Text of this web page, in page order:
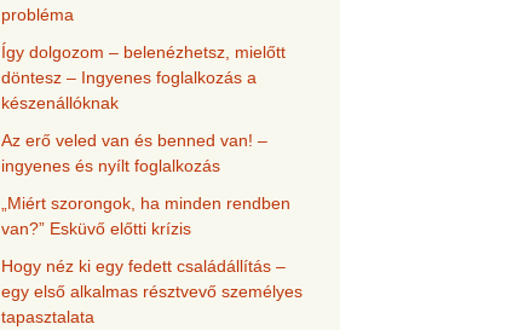
probléma
Így dolgozom – belenézhetsz, mielőtt
döntesz – Ingyenes foglalkozás a
készenállóknak
Az erő veled van és benned van! –
ingyenes és nyílt foglalkozás
„Miért szorongok, ha minden rendben
van?” Esküvő előtti krízis
Hogy néz ki egy fedett családállítás –
egy első alkalmas résztvevő személyes
tapasztalata